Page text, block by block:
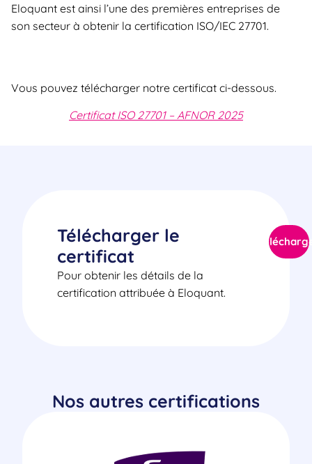
Eloquant est ainsi l’une des premières entreprises de
son secteur à obtenir la certification ISO/IEC 27701.
Vous pouvez télécharger notre certificat ci-dessous.
Certificat ISO 27701 – AFNOR 2025
Télécharger le
certificat
Pour obtenir les détails de la
certification attribuée à Eloquant.
Nos autres certifications